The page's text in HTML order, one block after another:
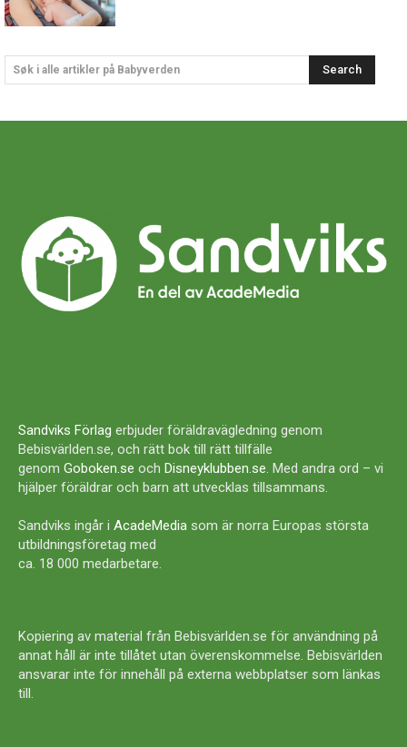
Søk i alle artikler på Babyverden Search
Sandviks Förlag erbjuder föräldravägledning genom
Bebisvärlden.se, och rätt bok till rätt tillfälle
genom Goboken.se och Disneyklubben.se. Med andra ord – vi
hjälper föräldrar och barn att utvecklas tillsammans.
Sandviks ingår i AcadeMedia som är norra Europas största
utbildningsföretag med
ca. 18 000 medarbetare.
Kopiering av material från Bebisvärlden.se för användning på
annat håll är inte tillåtet utan överenskommelse. Bebisvärlden
ansvarar inte för innehåll på externa webbplatser som länkas
till.